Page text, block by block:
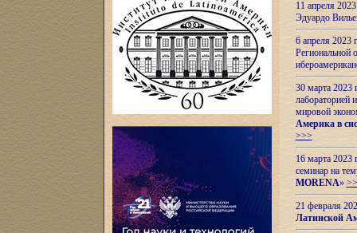
11 апреля
Эдуардо
6 апреля
Региональной
30 марта 2023
лабораторией
мировой
Америка в
>>>
16 марта 2023
семинар на
MORENA»
21 февраля
Латинской